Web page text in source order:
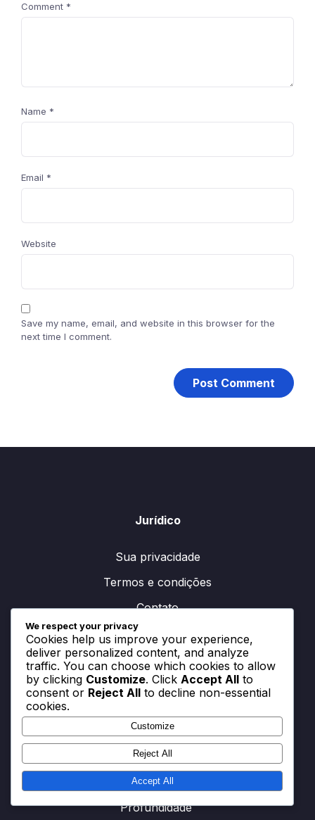
Comment *
Name *
Email *
Website
Save my name, email, and website in this browser for the
next time I comment.
Jurídico
Sua privacidade
Termos e condições
Contato
Preferências de cookies
Nossa história
Formação 3-4-1-2: Papel do Guarda-Redes,
Comunicação, Defesa de Remates
Formação 3-4-1-2: Sobrecargas, Largura,
Profundidade
We respect your privacy
Cookies help us improve your experience,
deliver personalized content, and analyze
traffic. You can choose which cookies to allow
by clicking Customize. Click Accept All to
consent or Reject All to decline non-essential
cookies.
Customize
Reject All
Accept All